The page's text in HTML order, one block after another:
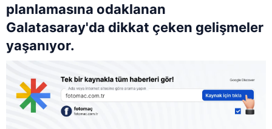
planlamasına odaklanan
Galatasaray'da dikkat çeken gelişmeler
yaşanıyor.